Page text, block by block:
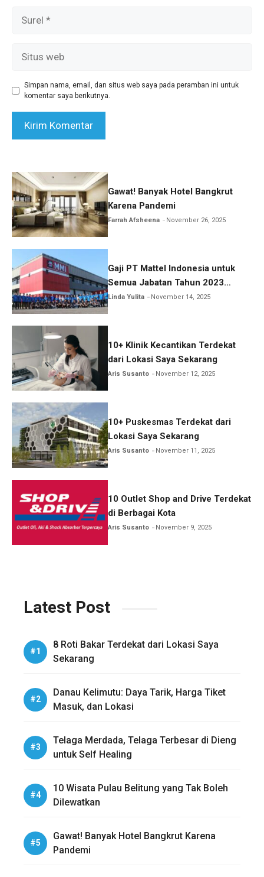
Simpan nama, email, dan situs web saya pada peramban ini untuk
komentar saya berikutnya.
Gawat! Banyak Hotel Bangkrut
Karena Pandemi
Farrah Afsheena November 26, 2025
Gaji PT Mattel Indonesia untuk
Semua Jabatan Tahun 2023
Lengkap!
Linda Yulita November 14, 2025
10+ Klinik Kecantikan Terdekat
dari Lokasi Saya Sekarang
Aris Susanto November 12, 2025
10+ Puskesmas Terdekat dari
Lokasi Saya Sekarang
Aris Susanto November 11, 2025
10 Outlet Shop and Drive Terdekat
di Berbagai Kota
Aris Susanto November 9, 2025
Latest Post
8 Roti Bakar Terdekat dari Lokasi Saya
Sekarang
Danau Kelimutu: Daya Tarik, Harga Tiket
Masuk, dan Lokasi
Telaga Merdada, Telaga Terbesar di Dieng
untuk Self Healing
10 Wisata Pulau Belitung yang Tak Boleh
Dilewatkan
Gawat! Banyak Hotel Bangkrut Karena
Pandemi